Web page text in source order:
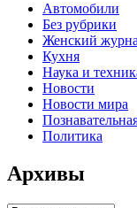
Автомобили
Без рубрики
Женский
Кухня
Наука и
Новости
Новости мира
Политика
Архивы